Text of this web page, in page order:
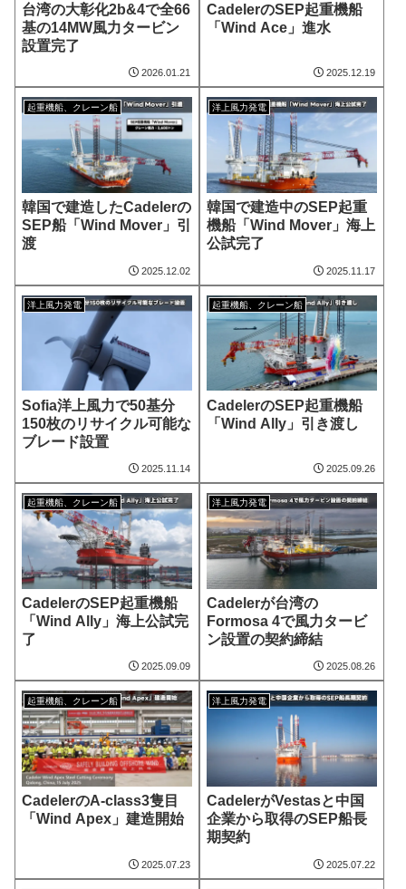
台湾の大彰化2b&4で全66
基の14MW風力タービン
設置完了
2026.01.21
CadelerのSEP起重機船
「Wind Ace」進水
2025.12.19
起重機船、クレーン船
韓国で建造したCadelerの
SEP船「Wind Mover」引
渡
2025.12.02
洋上風力発電
韓国で建造中のSEP起重
機船「Wind Mover」海上
公試完了
2025.11.17
洋上風力発電
Sofia洋上風力で50基分
150枚のリサイクル可能な
ブレード設置
2025.11.14
起重機船、クレーン船
CadelerのSEP起重機船
「Wind Ally」引き渡し
2025.09.26
起重機船、クレーン船
CadelerのSEP起重機船
「Wind Ally」海上公試完
了
2025.09.09
洋上風力発電
Cadelerが台湾の
Formosa 4で風力タービ
ン設置の契約締結
2025.08.26
起重機船、クレーン船
CadelerのA-class3隻目
「Wind Apex」建造開始
2025.07.23
洋上風力発電
CadelerがVestasと中国
企業から取得のSEP船長
期契約
2025.07.22